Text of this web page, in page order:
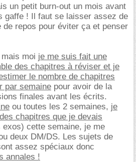
un petit burn-out un mois avant
gaffe ! Il faut se laisser assez de
repos pour éviter ça et penser
moi je me suis fait une
des chapitres à réviser et je
le nombre de chapitres
par semaine pour avoir de la
finales avant les écrits.
ou toutes les 2 semaines, je
chapitres que je devais
exos) cette semaine, je me
deux DM/DS. Les sujets de
assez spéciaux donc
annales !